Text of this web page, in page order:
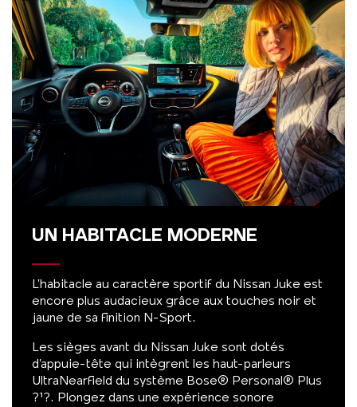
UN HABITACLE MODERNE
L’habitacle au caractère sportif du Nissan Juke est
encore plus audacieux grâce aux touches noir et
jaune de sa finition N-Sport.
Les sièges avant du Nissan Juke sont dotés
d’appuie-tête qui intègrent les haut-parleurs
UltraNearfield du système Bose® Personal® Plus
?¹?. Plongez dans une expérience sonore